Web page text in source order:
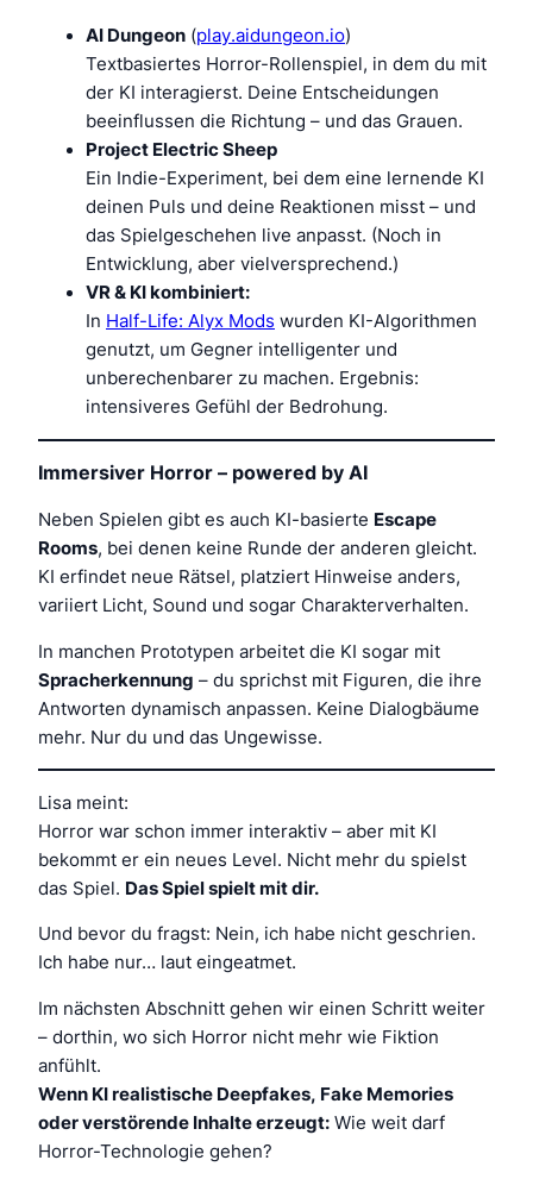
AI Dungeon (play.aidungeon.io)
Textbasiertes Horror-Rollenspiel, in dem du mit
der KI interagierst. Deine Entscheidungen
beeinflussen die Richtung – und das Grauen.
Project Electric Sheep
Ein Indie-Experiment, bei dem eine lernende KI
deinen Puls und deine Reaktionen misst – und
das Spielgeschehen live anpasst. (Noch in
Entwicklung, aber vielversprechend.)
VR & KI kombiniert:
In Half-Life: Alyx Mods wurden KI-Algorithmen
genutzt, um Gegner intelligenter und
unberechenbarer zu machen. Ergebnis:
intensiveres Gefühl der Bedrohung.
Immersiver Horror – powered by AI
Neben Spielen gibt es auch KI-basierte Escape
Rooms, bei denen keine Runde der anderen gleicht.
KI erfindet neue Rätsel, platziert Hinweise anders,
variiert Licht, Sound und sogar Charakterverhalten.
In manchen Prototypen arbeitet die KI sogar mit
Spracherkennung – du sprichst mit Figuren, die ihre
Antworten dynamisch anpassen. Keine Dialogbäume
mehr. Nur du und das Ungewisse.
Lisa meint:
Horror war schon immer interaktiv – aber mit KI
bekommt er ein neues Level. Nicht mehr du spielst
das Spiel. Das Spiel spielt mit dir.
Und bevor du fragst: Nein, ich habe nicht geschrien.
Ich habe nur… laut eingeatmet.
Im nächsten Abschnitt gehen wir einen Schritt weiter
– dorthin, wo sich Horror nicht mehr wie Fiktion
anfühlt.
Wenn KI realistische Deepfakes, Fake Memories
oder verstörende Inhalte erzeugt: Wie weit darf
Horror-Technologie gehen?